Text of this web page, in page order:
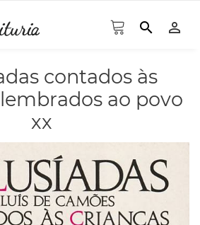
search person_outline
contados às
ao povo
xx